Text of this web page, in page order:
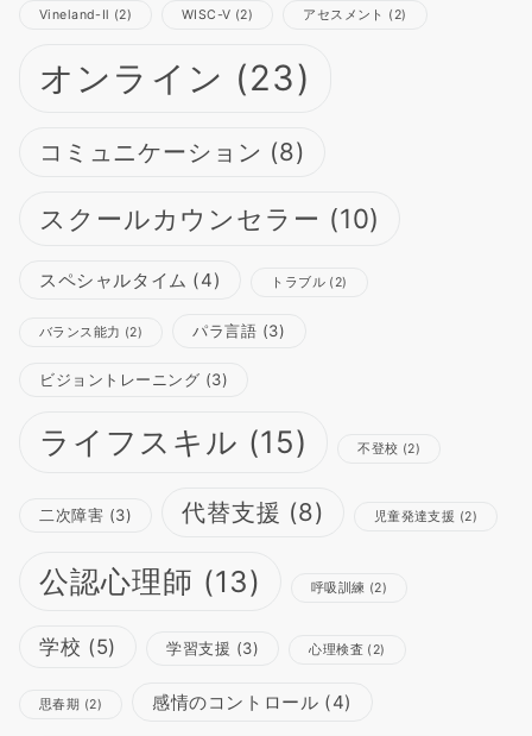
Vineland-Ⅱ (2) WISC-Ⅴ (2) アセスメント (2)
オンライン (23)
コミュニケーション (8)
スクールカウンセラー (10)
スペシャルタイム (4) トラブル (2)
バランス能力 (2) パラ言語 (3)
ビジョントレーニング (3)
ライフスキル (15) 不登校 (2)
二次障害 (3) 代替支援 (8) 児童発達支援 (2)
公認心理師 (13) 呼吸訓練 (2)
学校 (5) 学習支援 (3) 心理検査 (2)
思春期 (2) 感情のコントロール (4)